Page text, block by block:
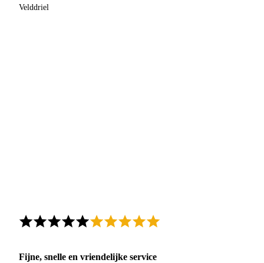
Velddriel
Fijne, snelle en vriendelijke service